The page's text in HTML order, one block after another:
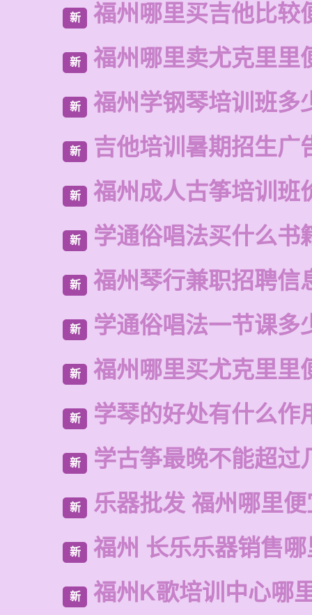
新 福州哪里买吉他比较
新 福州哪里卖尤克里里
新 福州学钢琴培训班多
新 吉他培训暑期招生广
新 福州成人古筝培训班
新 学通俗唱法买什么书
新 福州琴行兼职招聘信
新 学通俗唱法一节课多
新 福州哪里买尤克里里
新 学琴的好处有什么作
新 学古筝最晚不能超过
新 乐器批发 福州哪里
新 福州 长乐乐器销售
新 福州K歌培训中心哪